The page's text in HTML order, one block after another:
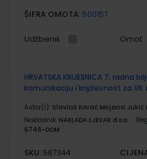
ŠIFRA OMOTA: 500157
Udžbenik Omot
HRVATSKA KRIJESNICA 7; radna
komunikaciju i književnost za
Autor(i): Slavica Kovač Mirjana Jukić
Nakladnik: NAKLADA LJEVAK d.o.o.
6746-DOM
SKU: 567344